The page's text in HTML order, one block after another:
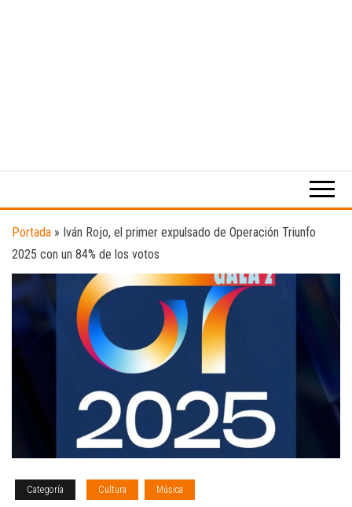
digital
el
música.
Portada » Iván Rojo, el primer expulsado de Operación Triunfo
2025 con un 84% de los votos
Categoría Cultura Música